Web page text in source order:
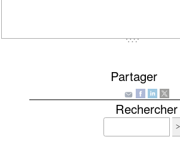
Partager
Rechercher